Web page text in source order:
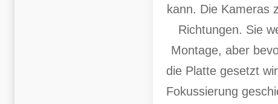
kann. Die Kameras
Richtungen. Sie
Montage, aber
die Platte gesetzt
Fokussierung